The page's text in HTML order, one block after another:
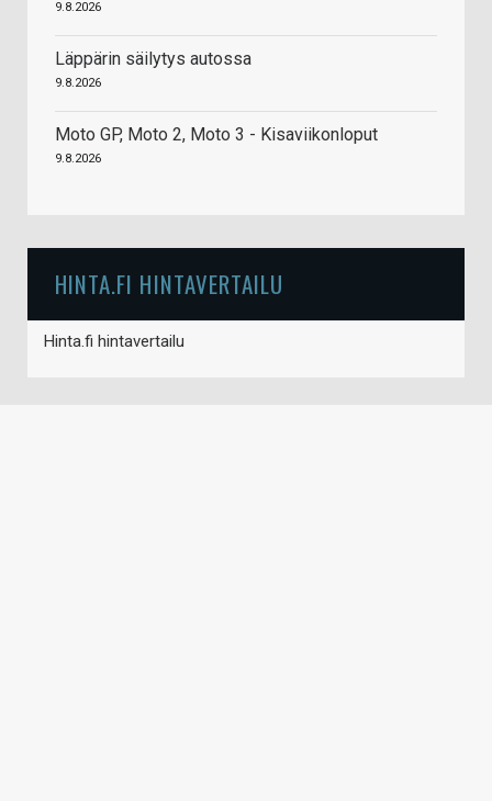
9.8.2026
Läppärin säilytys autossa
9.8.2026
Moto GP, Moto 2, Moto 3 - Kisaviikonloput
9.8.2026
HINTA.FI HINTAVERTAILU
Hinta.fi hintavertailu